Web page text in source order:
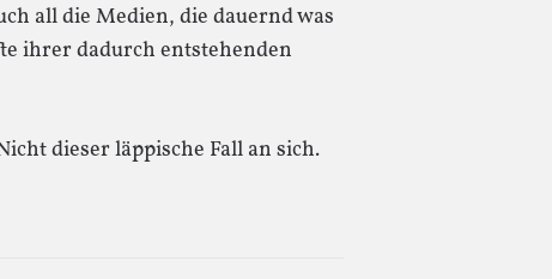
all die Medien, die dauernd was
ihrer dadurch entstehenden
dieser läppische Fall an sich.